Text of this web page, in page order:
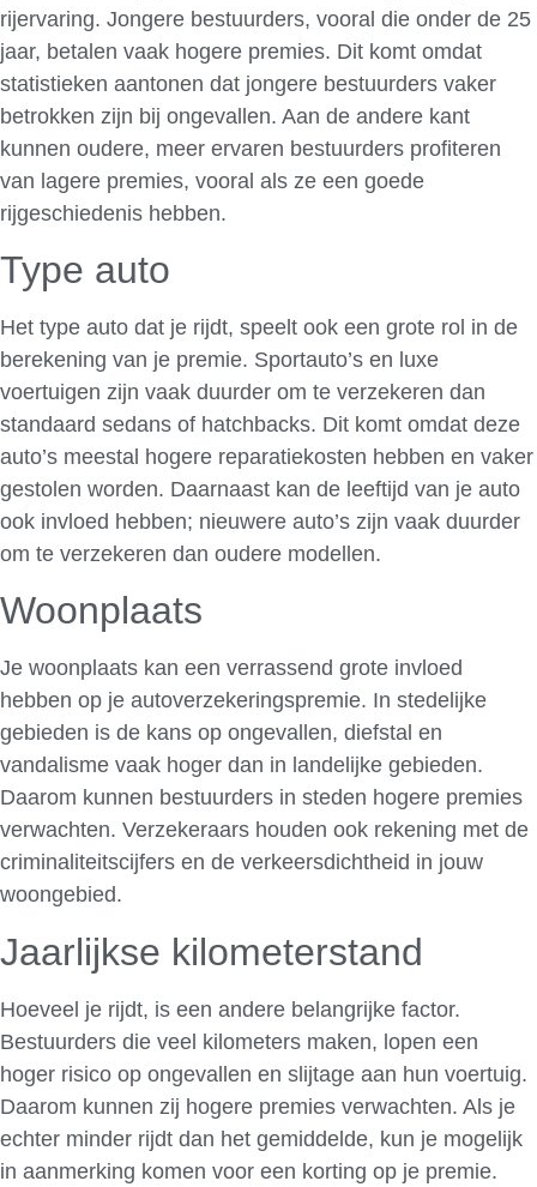
rijervaring. Jongere bestuurders, vooral die onder de 25
jaar, betalen vaak hogere premies. Dit komt omdat
statistieken aantonen dat jongere bestuurders vaker
betrokken zijn bij ongevallen. Aan de andere kant
kunnen oudere, meer ervaren bestuurders profiteren
van lagere premies, vooral als ze een goede
rijgeschiedenis hebben.
Type auto
Het type auto dat je rijdt, speelt ook een grote rol in de
berekening van je premie. Sportauto’s en luxe
voertuigen zijn vaak duurder om te verzekeren dan
standaard sedans of hatchbacks. Dit komt omdat deze
auto’s meestal hogere reparatiekosten hebben en vaker
gestolen worden. Daarnaast kan de leeftijd van je auto
ook invloed hebben; nieuwere auto’s zijn vaak duurder
om te verzekeren dan oudere modellen.
Woonplaats
Je woonplaats kan een verrassend grote invloed
hebben op je autoverzekeringspremie. In stedelijke
gebieden is de kans op ongevallen, diefstal en
vandalisme vaak hoger dan in landelijke gebieden.
Daarom kunnen bestuurders in steden hogere premies
verwachten. Verzekeraars houden ook rekening met de
criminaliteitscijfers en de verkeersdichtheid in jouw
woongebied.
Jaarlijkse kilometerstand
Hoeveel je rijdt, is een andere belangrijke factor.
Bestuurders die veel kilometers maken, lopen een
hoger risico op ongevallen en slijtage aan hun voertuig.
Daarom kunnen zij hogere premies verwachten. Als je
echter minder rijdt dan het gemiddelde, kun je mogelijk
in aanmerking komen voor een korting op je premie.